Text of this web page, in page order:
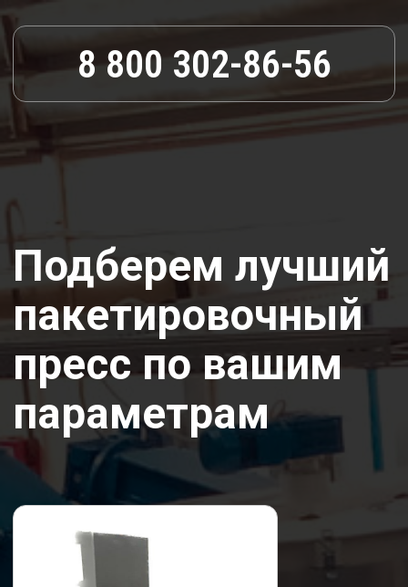
пресс по вашим
параметрам
Пресс для цветной
металлургии
8 800 302-86-56